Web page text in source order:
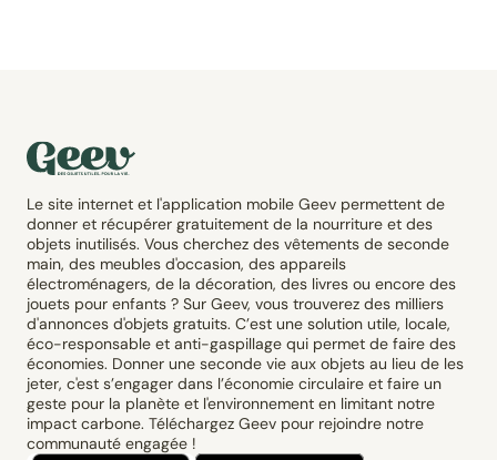
Le site internet et l'application mobile Geev permettent de
donner et récupérer gratuitement de la nourriture et des
objets inutilisés. Vous cherchez des vêtements de seconde
main, des meubles d'occasion, des appareils
électroménagers, de la décoration, des livres ou encore des
jouets pour enfants ? Sur Geev, vous trouverez des milliers
d'annonces d'objets gratuits. C’est une solution utile, locale,
éco-responsable et anti-gaspillage qui permet de faire des
économies. Donner une seconde vie aux objets au lieu de les
jeter, c'est s’engager dans l’économie circulaire et faire un
geste pour la planète et l'environnement en limitant notre
impact carbone. Téléchargez Geev pour rejoindre notre
communauté engagée !